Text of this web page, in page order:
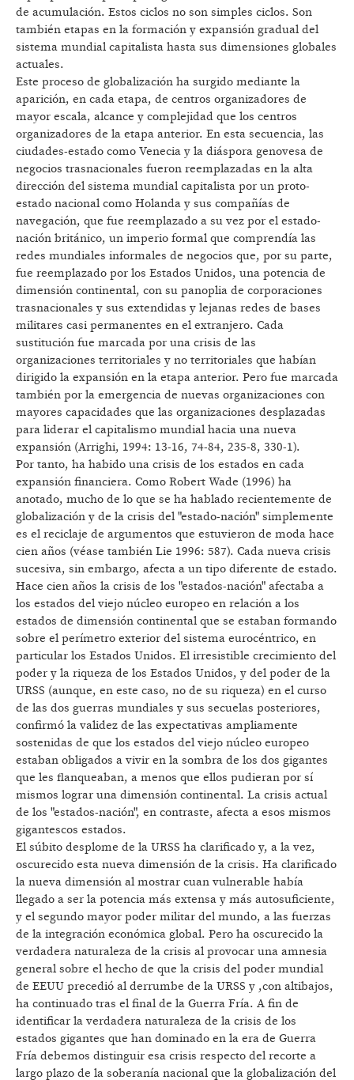
de acumulación. Estos ciclos no son simples ciclos. Son
también etapas en la formación y expansión gradual del
sistema mundial capitalista hasta sus dimensiones globales
actuales.
Este proceso de globalización ha surgido mediante la
aparición, en cada etapa, de centros organizadores de
mayor escala, alcance y complejidad que los centros
organizadores de la etapa anterior. En esta secuencia, las
ciudades-estado como Venecia y la diáspora genovesa de
negocios trasnacionales fueron reemplazadas en la alta
dirección del sistema mundial capitalista por un proto-
estado nacional como Holanda y sus compañías de
navegación, que fue reemplazado a su vez por el estado-
nación británico, un imperio formal que comprendía las
redes mundiales informales de negocios que, por su parte,
fue reemplazado por los Estados Unidos, una potencia de
dimensión continental, con su panoplia de corporaciones
trasnacionales y sus extendidas y lejanas redes de bases
militares casi permanentes en el extranjero. Cada
sustitución fue marcada por una crisis de las
organizaciones territoriales y no territoriales que habían
dirigido la expansión en la etapa anterior. Pero fue marcada
también por la emergencia de nuevas organizaciones con
mayores capacidades que las organizaciones desplazadas
para liderar el capitalismo mundial hacia una nueva
expansión (Arrighi, 1994: 13-16, 74-84, 235-8, 330-1).
Por tanto, ha habido una crisis de los estados en cada
expansión financiera. Como Robert Wade (1996) ha
anotado, mucho de lo que se ha hablado recientemente de
globalización y de la crisis del "estado-nación" simplemente
es el reciclaje de argumentos que estuvieron de moda hace
cien años (véase también Lie 1996: 587). Cada nueva crisis
sucesiva, sin embargo, afecta a un tipo diferente de estado.
Hace cien años la crisis de los "estados-nación" afectaba a
los estados del viejo núcleo europeo en relación a los
estados de dimensión continental que se estaban formando
sobre el perímetro exterior del sistema eurocéntrico, en
particular los Estados Unidos. El irresistible crecimiento del
poder y la riqueza de los Estados Unidos, y del poder de la
URSS (aunque, en este caso, no de su riqueza) en el curso
de las dos guerras mundiales y sus secuelas posteriores,
confirmó la validez de las expectativas ampliamente
sostenidas de que los estados del viejo núcleo europeo
estaban obligados a vivir en la sombra de los dos gigantes
que les flanqueaban, a menos que ellos pudieran por sí
mismos lograr una dimensión continental. La crisis actual
de los "estados-nación", en contraste, afecta a esos mismos
gigantescos estados.
El súbito desplome de la URSS ha clarificado y, a la vez,
oscurecido esta nueva dimensión de la crisis. Ha clarificado
la nueva dimensión al mostrar cuan vulnerable había
llegado a ser la potencia más extensa y más autosuficiente,
y el segundo mayor poder militar del mundo, a las fuerzas
de la integración económica global. Pero ha oscurecido la
verdadera naturaleza de la crisis al provocar una amnesia
general sobre el hecho de que la crisis del poder mundial
de EEUU precedió al derrumbe de la URSS y ,con altibajos,
ha continuado tras el final de la Guerra Fría. A fin de
identificar la verdadera naturaleza de la crisis de los
estados gigantes que han dominado en la era de Guerra
Fría debemos distinguir esa crisis respecto del recorte a
largo plazo de la soberanía nacional que la globalización del